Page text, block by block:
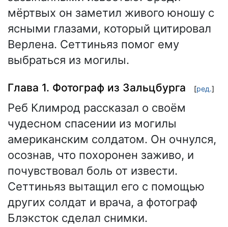
мёртвых он заметил живого юношу с
ясными глазами, который цитировал
Верлена. Сеттиньяз помог ему
выбраться из могилы.
Глава 1. Фотограф из Зальцбурга [ред.]
Реб Климрод рассказал о своём
чудесном спасении из могилы
американским солдатом. Он очнулся,
осознав, что похоронен заживо, и
почувствовал боль от извести.
Сеттиньяз вытащил его с помощью
других солдат и врача, а фотограф
Блэксток сделал снимки.